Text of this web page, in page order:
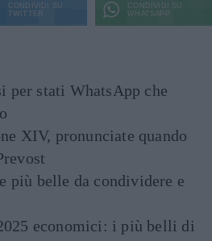
CONDIVIDI SU
TWITTER
CONDIVIDI SU
WHATSAPP
per stati WhatsApp che
XIV, pronunciate quando
più belle da condividere e
economici: i più belli di